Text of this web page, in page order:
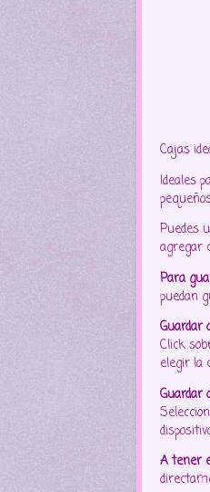
Cajas
Ideales
Puedes
agregar
Para
puedan
Guardar
Click
elegir la
Guardar
A tener